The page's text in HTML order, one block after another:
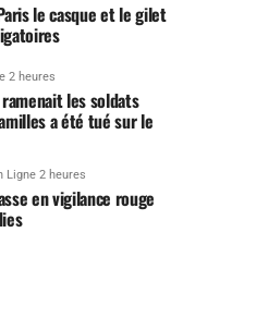
le casque et le gilet
2 heures
ramenait les soldats
a été tué sur le
Ligne 2 heures
en vigilance rouge